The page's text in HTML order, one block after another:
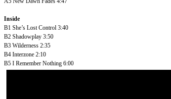
Inside
B1 She’s Lost Control 3:40
B2 Shadowplay 3:50
B3 Wilderness 2:35
B4 Interzone 2:10
B5 I Remember Nothing 6:00